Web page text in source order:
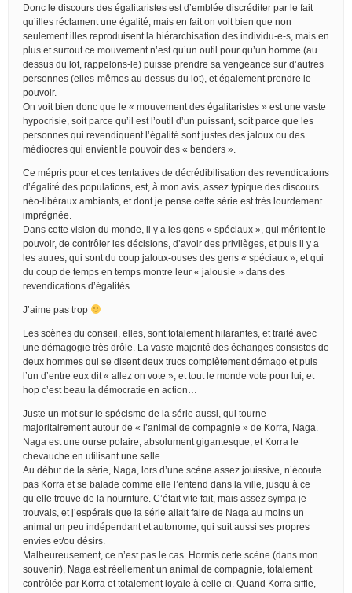
Donc le discours des égalitaristes est d’emblée discréditer par le fait
qu’illes réclament une égalité, mais en fait on voit bien que non
seulement illes reproduisent la hiérarchisation des individu-e-s, mais en
plus et surtout ce mouvement n’est qu’un outil pour qu’un homme (au
dessus du lot, rappelons-le) puisse prendre sa vengeance sur d’autres
personnes (elles-mêmes au dessus du lot), et également prendre le
pouvoir.
On voit bien donc que le « mouvement des égalitaristes » est une vaste
hypocrisie, soit parce qu’il est l’outil d’un puissant, soit parce que les
personnes qui revendiquent l’égalité sont justes des jaloux ou des
médiocres qui envient le pouvoir des « benders ».
Ce mépris pour et ces tentatives de décrédibilisation des revendications
d’égalité des populations, est, à mon avis, assez typique des discours
néo-libéraux ambiants, et dont je pense cette série est très lourdement
imprégnée.
Dans cette vision du monde, il y a les gens « spéciaux », qui méritent le
pouvoir, de contrôler les décisions, d’avoir des privilèges, et puis il y a
les autres, qui sont du coup jaloux-ouses des gens « spéciaux », et qui
du coup de temps en temps montre leur « jalousie » dans des
revendications d’égalités.
J’aime pas trop
Les scènes du conseil, elles, sont totalement hilarantes, et traité avec
une démagogie très drôle. La vaste majorité des échanges consistes de
deux hommes qui se disent deux trucs complètement démago et puis
l’un d’entre eux dit « allez on vote », et tout le monde vote pour lui, et
hop c’est beau la démocratie en action…
Juste un mot sur le spécisme de la série aussi, qui tourne
majoritairement autour de « l’animal de compagnie » de Korra, Naga.
Naga est une ourse polaire, absolument gigantesque, et Korra le
chevauche en utilisant une selle.
Au début de la série, Naga, lors d’une scène assez jouissive, n’écoute
pas Korra et se balade comme elle l’entend dans la ville, jusqu’à ce
qu’elle trouve de la nourriture. C’était vite fait, mais assez sympa je
trouvais, et j’espérais que la série allait faire de Naga au moins un
animal un peu indépendant et autonome, qui suit aussi ses propres
envies et/ou désirs.
Malheureusement, ce n’est pas le cas. Hormis cette scène (dans mon
souvenir), Naga est réellement un animal de compagnie, totalement
contrôlée par Korra et totalement loyale à celle-ci. Quand Korra siffle,